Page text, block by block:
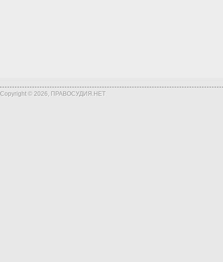
Copyright © 2026, ПРАВОСУДИЯ.НЕТ